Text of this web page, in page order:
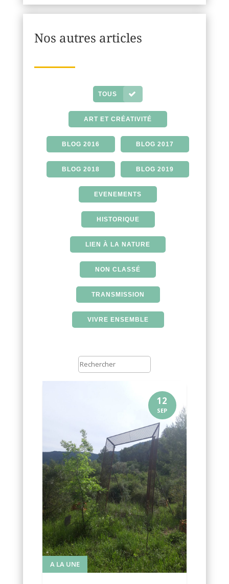
Nos autres articles
TOUS
ART ET CRÉATIVITÉ
BLOG 2016 BLOG 2017
BLOG 2018 BLOG 2019
EVENEMENTS
HISTORIQUE
LIEN À LA NATURE
NON CLASSÉ
TRANSMISSION
VIVRE ENSEMBLE
12
SEP
A LA UNE